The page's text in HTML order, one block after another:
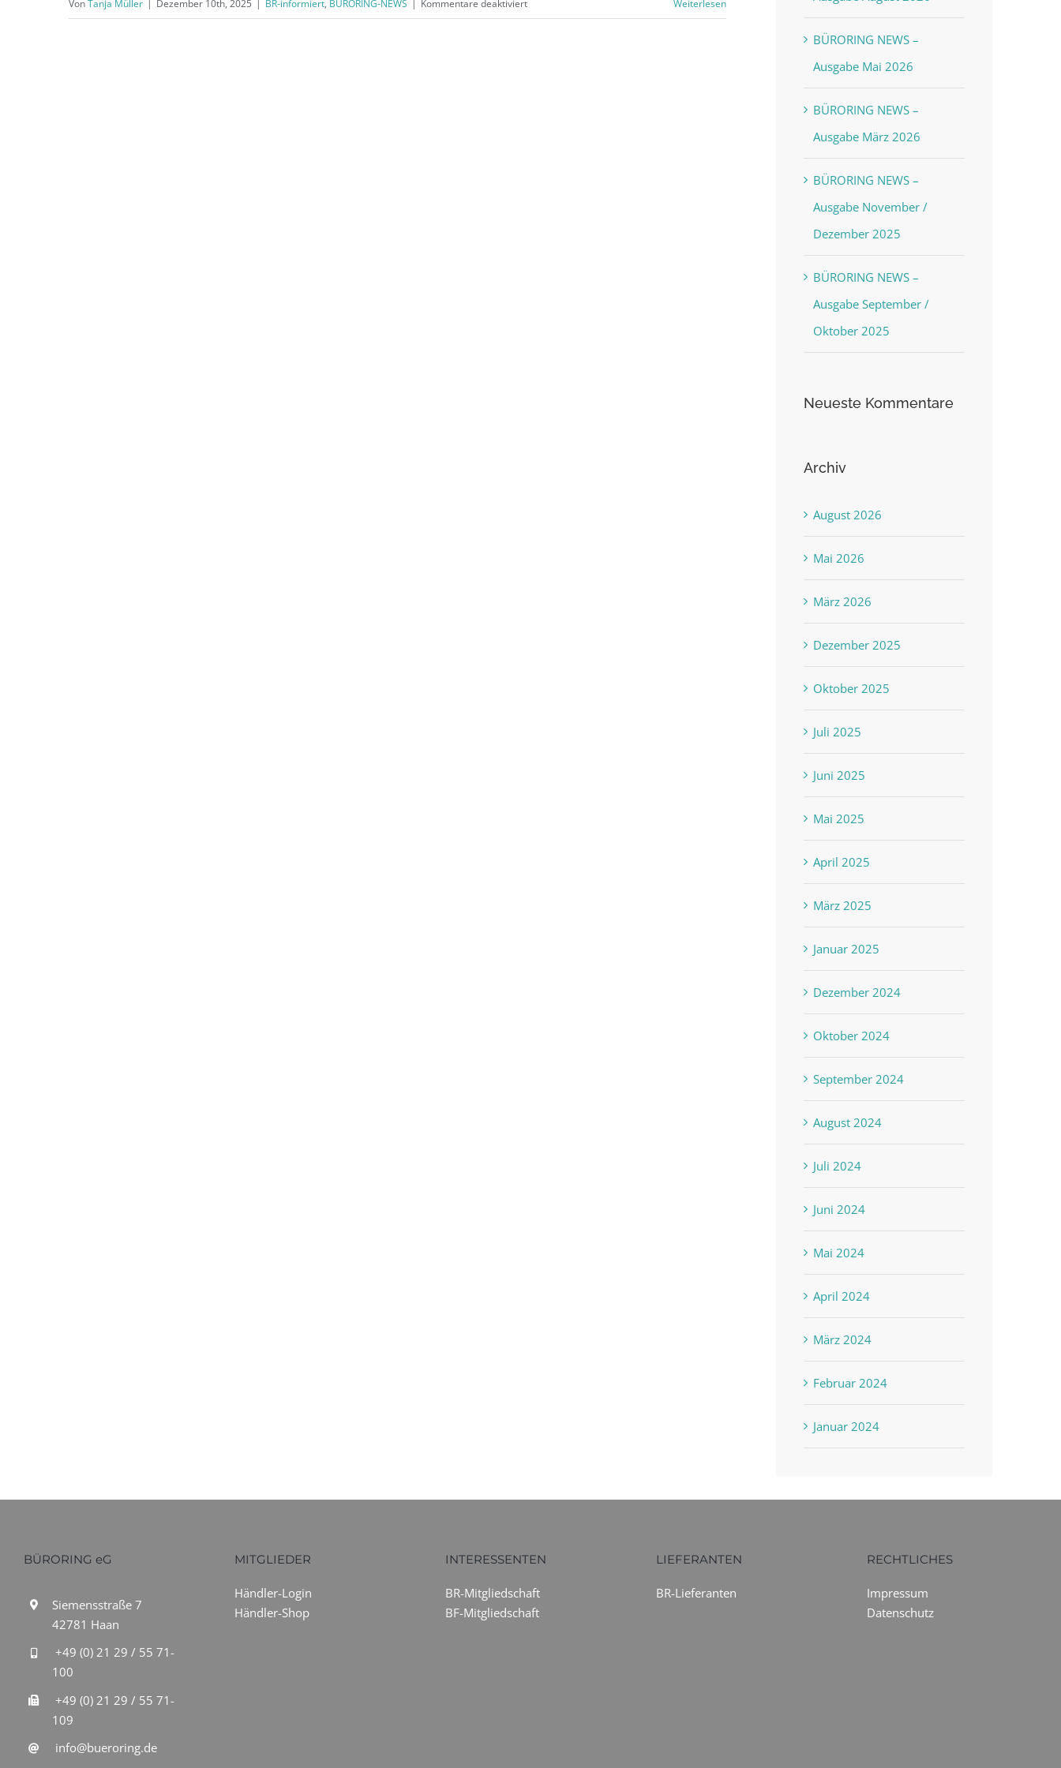
VonTanja Müller | Dezember 10th, 2025 | BR-informiert, BÜRORING-NEWS | Kommentare deaktiviertfür
Weiterlesen
BÜRORING NEWS –
Ausgabe Mai 2026
BÜRORING NEWS –
Ausgabe März 2026
BÜRORING NEWS –
Ausgabe November /
Dezember 2025
BÜRORING NEWS –
Ausgabe September /
Oktober 2025
Neueste Kommentare
Archiv
August 2026
Mai 2026
März 2026
Dezember 2025
Oktober 2025
Juli 2025
Juni 2025
Mai 2025
April 2025
März 2025
Januar 2025
Dezember 2024
Oktober 2024
September 2024
August 2024
Juli 2024
Juni 2024
Mai 2024
April 2024
März 2024
Februar 2024
Januar 2024
BÜRORING eG
Siemensstraße 7
42781 Haan
+49 (0) 21 29 / 55 71-
100
+49 (0) 21 29 / 55 71-
109
info@bueroring.de
MITGLIEDER
Händler-Login
Händler-Shop
INTERESSENTEN
BR-Mitgliedschaft
BF-Mitgliedschaft
LIEFERANTEN
BR-Lieferanten
RECHTLICHES
Impressum
Datenschutz